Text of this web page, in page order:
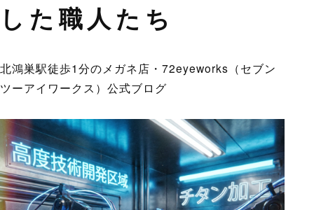
した職人たち
北鴻巣駅徒歩1分のメガネ店・72eyeworks（セブン
ツーアイワークス）公式ブログ